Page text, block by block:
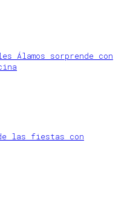
Álamos sorprende con
las fiestas con